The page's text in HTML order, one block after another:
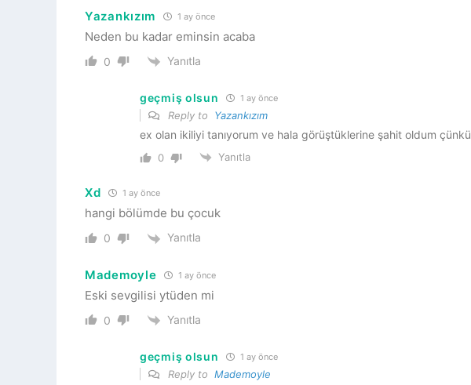
Yazankızım 1 ay önce
Neden bu kadar eminsin acaba
0 Yanıtla
geçmiş olsun 1 ay önce
Reply to Yazankızım
ex olan ikiliyi tanıyorum ve hala görüştüklerine şahit oldum çünkü
0 Yanıtla
Xd 1 ay önce
hangi bölümde bu çocuk
0 Yanıtla
Mademoyle 1 ay önce
Eski sevgilisi ytüden mi
0 Yanıtla
geçmiş olsun 1 ay önce
Reply to Mademoyle